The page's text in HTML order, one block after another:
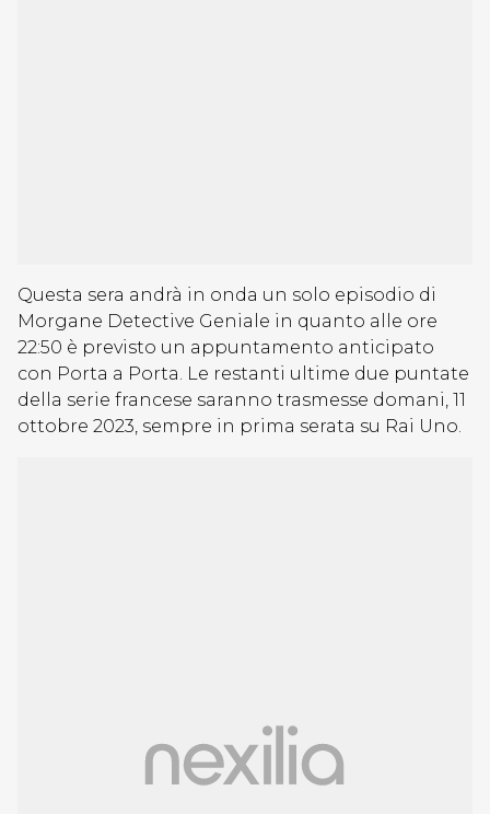
Questa sera andrà in onda un solo episodio di
Morgane Detective Geniale in quanto alle ore
22:50 è previsto un appuntamento anticipato
con Porta a Porta. Le restanti ultime due puntate
della serie francese saranno trasmesse domani, 11
ottobre 2023, sempre in prima serata su Rai Uno.